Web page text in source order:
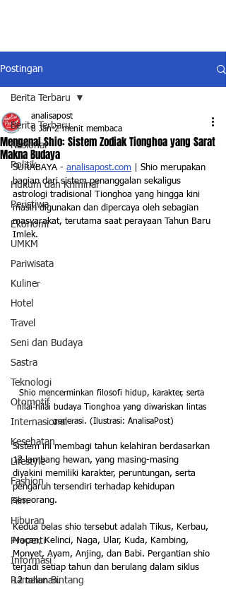
Postingan
Berita Terbaru
Nasional
Politik
Hukum dan Kriminal
Peristiwa
Ekonomi
UMKM
Pariwisata
Kuliner
Hotel
Travel
Seni dan Budaya
Sastra
Teknologi
Otomotif
Internasional
Kesehatan
Lifestyle
Fashion
Film
Hiburan
Properti
Informasi
Ramalan Bintang
Berita Terbaru
Mengenal Shio: Sistem Zodiak Tionghoa yang Sarat
Makna Budaya
analisapost
8 Jan 2 menit membaca
SURABAYA - analisapost.com | Shio merupakan
bagian dari sistem penanggalan sekaligus
astrologi tradisional Tionghoa yang hingga kini
masih digunakan dan dipercaya oleh sebagian
masyarakat, terutama saat perayaan Tahun Baru
Imlek.
Shio mencerminkan filosofi hidup, karakter, serta
nilai-nilai budaya Tionghoa yang diwariskan lintas
generasi. (Ilustrasi: AnalisaPost)
Sistem ini membagi tahun kelahiran berdasarkan
12 lambang hewan, yang masing-masing
diyakini memiliki karakter, peruntungan, serta
pengaruh tersendiri terhadap kehidupan
seseorang.
Kedua belas shio tersebut adalah Tikus, Kerbau,
Macan, Kelinci, Naga, Ular, Kuda, Kambing,
Monyet, Ayam, Anjing, dan Babi. Pergantian shio
terjadi setiap tahun dan berulang dalam siklus
12 tahunan.